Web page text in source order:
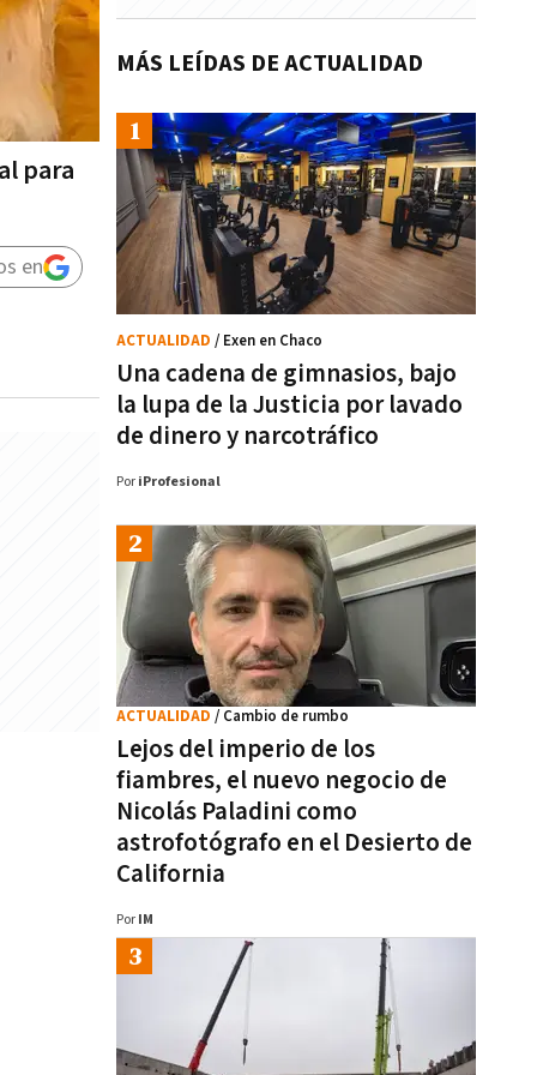
para
en
MÁS LEÍDAS DE ACTUALIDAD
Una cadena de gimnasios, bajo
la lupa de la Justicia por lavado
de dinero y narcotráfico
ACTUALIDAD / Exen en Chaco
Por iProfesional
Lejos del imperio de los
fiambres, el nuevo negocio de
Nicolás Paladini como
astrofotógrafo en el Desierto de
California
ACTUALIDAD / Cambio de rumbo
Por IM